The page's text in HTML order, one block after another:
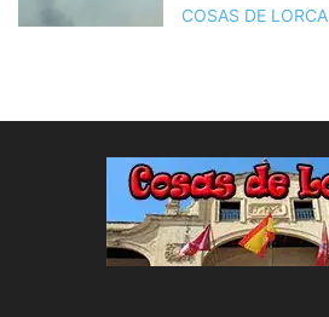
COSAS DE LORCA